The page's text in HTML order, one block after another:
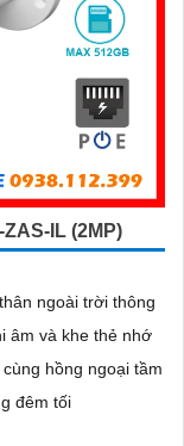
IL (2MP)
ngoài trời thông
âm và khe thẻ nhớ
đêm tối